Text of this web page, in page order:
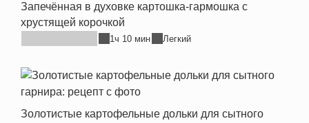
Запечённая в духовке картошка-гармошка с
хрустящей корочкой
1ч 10 мин Легкий
Золотистые картофельные дольки для сытного